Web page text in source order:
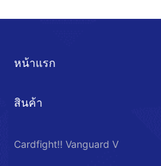
หน้าแรก
สินค้า
Cardfight!! Vanguard V